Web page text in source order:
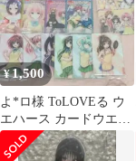
¥1,500
よ*ロ様 ToLOVEる ウ
エハース カードウエハ
ース計画 SR R N セッ
ト